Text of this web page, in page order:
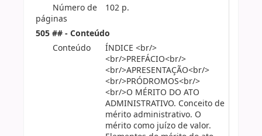
Número de
páginas
102 p.
505 ## - Conteúdo
Conteúdo
ÍNDICE <br/>
<br/>PREFÁCIO<br/>
<br/>APRESENTAÇÃO<br/>
<br/>PRÓDROMOS<br/>
<br/>O MÉRITO DO ATO
ADMINISTRATIVO. Conceito de
mérito administrativo. O
mérito como juízo de valor.